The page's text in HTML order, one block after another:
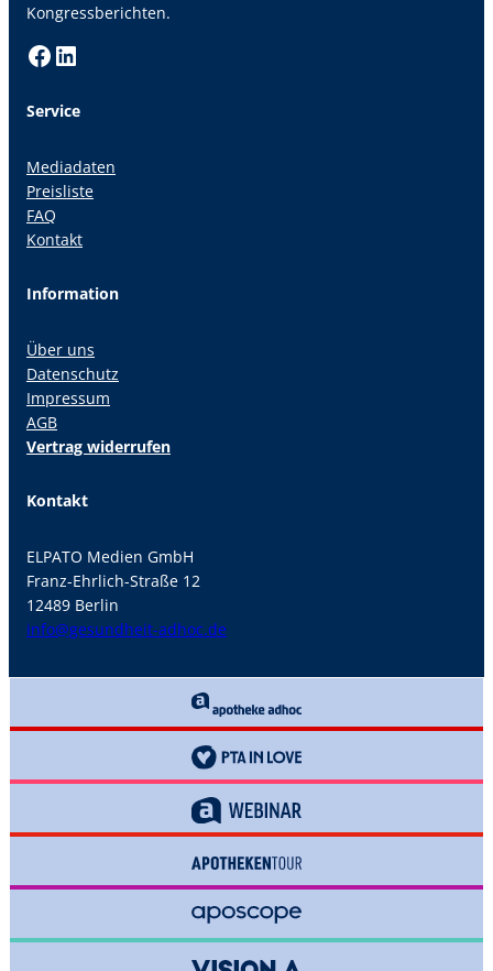
Kongressberichten.
Facebook LinkedIn
Service
Mediadaten
Preisliste
FAQ
Kontakt
Information
Über uns
Datenschutz
Impressum
AGB
Vertrag widerrufen
Kontakt
ELPATO Medien GmbH
Franz-Ehrlich-Straße 12
12489 Berlin
info@gesundheit-adhoc.de